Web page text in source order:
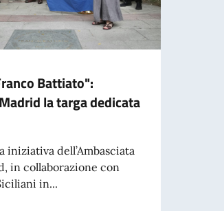
Battiato":
la targa dedicata
iniziativa dell’Ambasciata
in collaborazione con
in...